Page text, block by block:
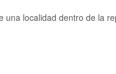
una localidad dentro de la